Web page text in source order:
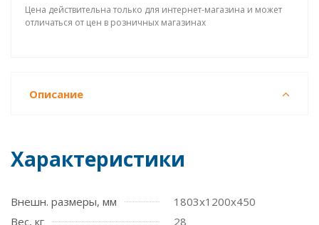
Цена действительна только для интернет-магазина и может
отличаться от цен в розничных магазинах
Описание
Характеристики
Внешн. размеры, мм
1803x1200x450
Вес, кг
28